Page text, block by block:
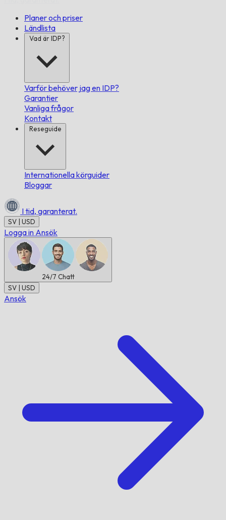
Planer och priser
Ländlista
Vad är IDP?
Varför behöver jag en IDP?
Garantier
Vanliga frågor
Kontakt
Reseguide
Internationella körguider
Bloggar
I tid, garanterat.
SV | USD
Logga in Ansök
24/7 Chatt
SV | USD
Ansök